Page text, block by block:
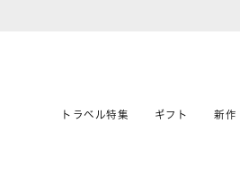
トラベル特集 ギフト 新作